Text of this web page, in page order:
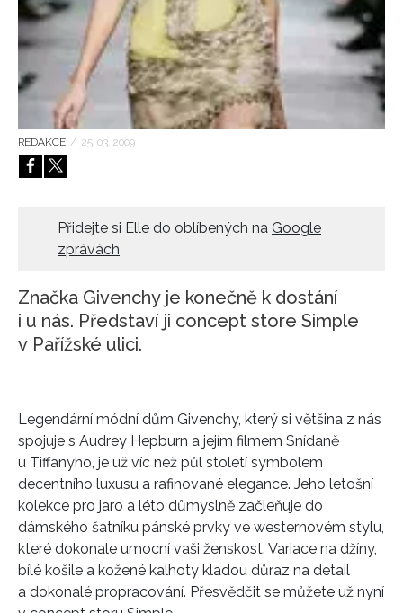
HOME
REDAKCE / 25. 03. 2009
Přidejte si Elle do oblíbených na Google
zprávách
Značka Givenchy je konečně k dostání
i u nás. Představí ji concept store Simple
v Pařížské ulici.
Legendární módní dům Givenchy, který si většina z nás
spojuje s Audrey Hepburn a jejím filmem Snídaně
u Tiffanyho, je už víc než půl století symbolem
decentního luxusu a rafinované elegance. Jeho letošní
kolekce pro jaro a léto důmyslně začleňuje do
dámského šatníku pánské prvky ve westernovém stylu,
které dokonale umocní vaši ženskost. Variace na džíny,
bílé košile a kožené kalhoty kladou důraz na detail
a dokonalé propracování. Přesvědčit se můžete už nyní